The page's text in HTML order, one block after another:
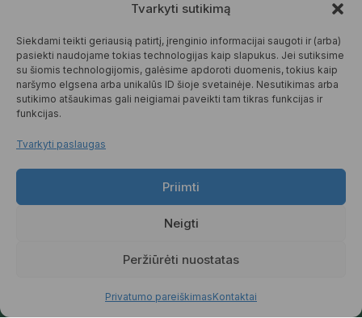
Tvarkyti sutikimą
Siekdami teikti geriausią patirtį, įrenginio informacijai saugoti ir (arba)
pasiekti naudojame tokias technologijas kaip slapukus. Jei sutiksime
su šiomis technologijomis, galėsime apdoroti duomenis, tokius kaip
naršymo elgsena arba unikalūs ID šioje svetainėje. Nesutikimas arba
sutikimo atšaukimas gali neigiamai paveikti tam tikras funkcijas ir
funkcijas.
Tvarkyti paslaugas
Priimti
Neigti
Peržiūrėti nuostatas
Privatumo pareiškimasKontaktai
09:00 - 19:00
draugiškos tiek
Jums, tiek
gamtai.
DAUGIAU
© 2025 Pickcartline.com. Visos
teisės saugomos.
PREKIŲ KEITIMAS IR GRĄŽINIMAS